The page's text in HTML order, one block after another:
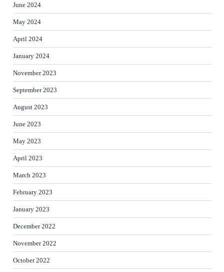
June 2024
May 2024
April 2024
January 2024
November 2023
September 2023
August 2023
June 2023
May 2023
April 2023
March 2023
February 2023
January 2023
December 2022
November 2022
October 2022